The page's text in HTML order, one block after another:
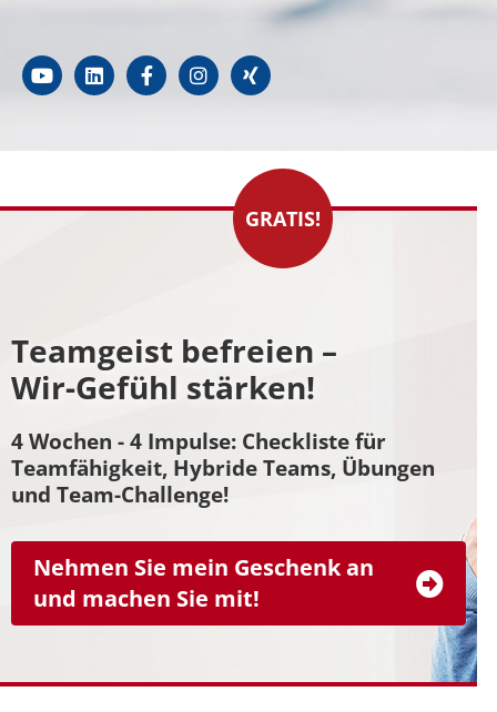
Teamgeist befreien –
Wir-Gefühl stärken!
4 Wochen - 4 Impulse: Checkliste für
Teamfähigkeit, Hybride Teams, Übungen
und Team-Challenge!
Nehmen Sie mein Geschenk an
und machen Sie mit!
GRATIS!